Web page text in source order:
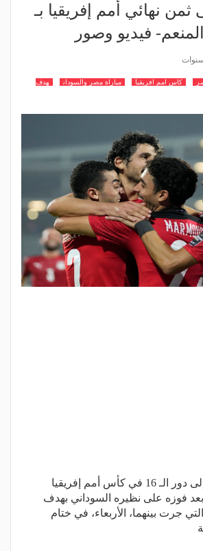
نهائي أمم إفريقيا بـ
فيديو وصور
كاس امم افريقيا مباراة مصر والسودان
هدف
تأهل منتخب مصر إلى دور الـ 16 في كأس أمم إفريقيا
2021" بعد فوزه على نظيره السوداني بهدف
جرت بينهما، الأربعاء، في ختام